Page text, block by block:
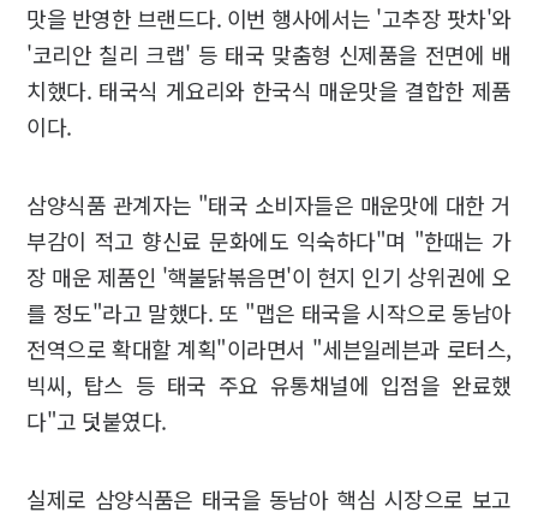
맛을 반영한 브랜드다. 이번 행사에서는 '고추장 팟차'와
'코리안 칠리 크랩' 등 태국 맞춤형 신제품을 전면에 배
치했다. 태국식 게요리와 한국식 매운맛을 결합한 제품
이다.
삼양식품 관계자는 "태국 소비자들은 매운맛에 대한 거
부감이 적고 향신료 문화에도 익숙하다"며 "한때는 가
장 매운 제품인 '핵불닭볶음면'이 현지 인기 상위권에 오
를 정도"라고 말했다. 또 "맵은 태국을 시작으로 동남아
전역으로 확대할 계획"이라면서 "세븐일레븐과 로터스,
빅씨, 탑스 등 태국 주요 유통채널에 입점을 완료했
다"고 덧붙였다.
실제로 삼양식품은 태국을 동남아 핵심 시장으로 보고